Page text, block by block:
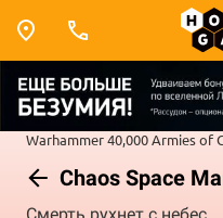
Warhammer 40,000Armies of
Chaos Space